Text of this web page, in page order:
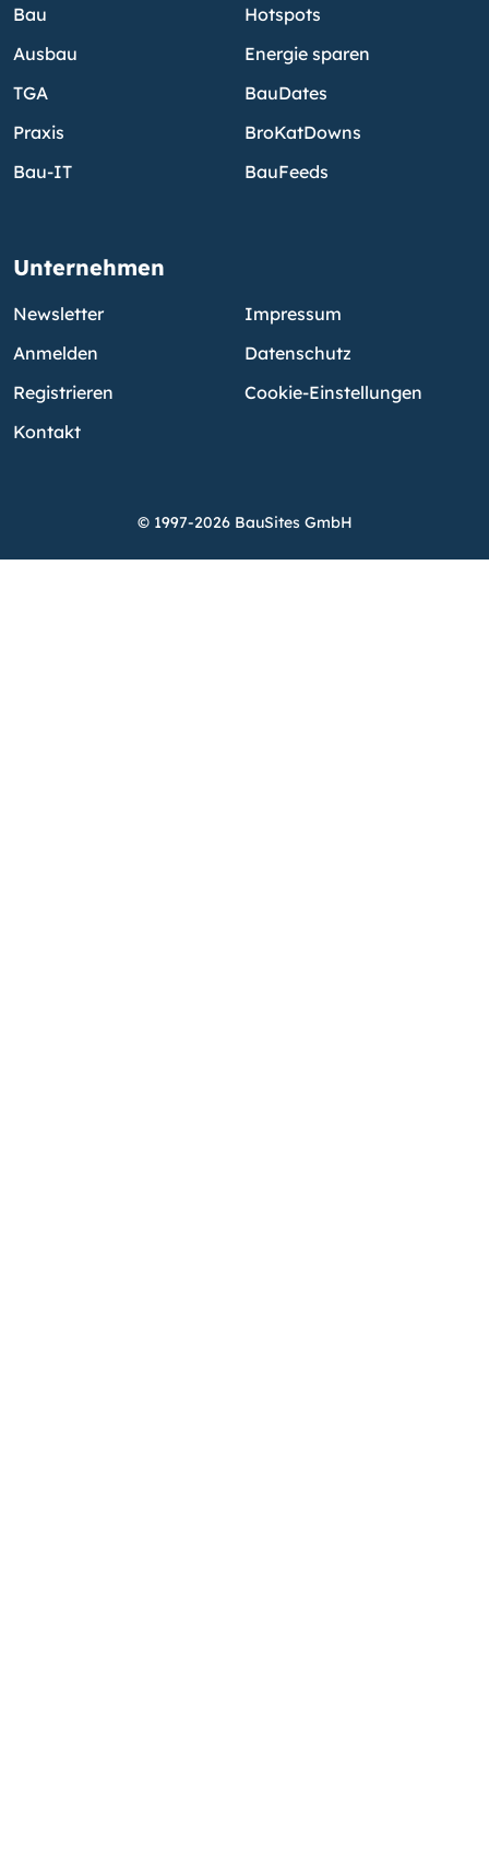
Bau
Ausbau
TGA
Praxis
Bau-IT
Hotspots
Energie sparen
BauDates
BroKatDowns
BauFeeds
Unternehmen
Newsletter
Anmelden
Registrieren
Kontakt
Impressum
Datenschutz
Cookie-Einstellungen
© 1997-2026 BauSites GmbH